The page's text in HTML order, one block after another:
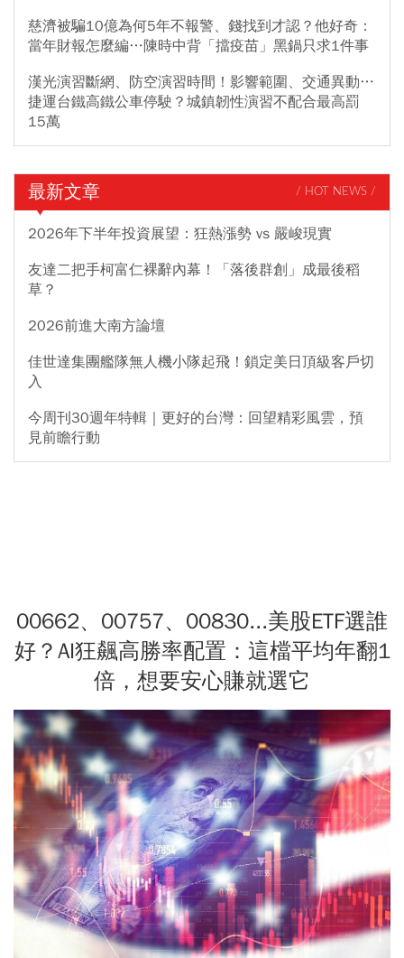
慈濟被騙10億為何5年不報警、錢找到才認？他好奇：
當年財報怎麼編…陳時中背「擋疫苗」黑鍋只求1件事
漢光演習斷網、防空演習時間！影響範圍、交通異動…
捷運台鐵高鐵公車停駛？城鎮韌性演習不配合最高罰
15萬
最新文章 / HOT NEWS /
2026年下半年投資展望：狂熱漲勢 vs 嚴峻現實
友達二把手柯富仁裸辭內幕！「落後群創」成最後稻
草？
2026前進大南方論壇
佳世達集團艦隊無人機小隊起飛！鎖定美日頂級客戶切
入
今周刊30週年特輯｜更好的台灣：回望精彩風雲，預
見前瞻行動
00662、00757、00830...美股ETF選誰
好？AI狂飆高勝率配置：這檔平均年翻1
倍，想要安心賺就選它